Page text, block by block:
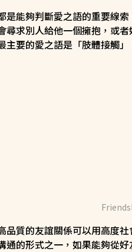
是能夠判斷愛之語的重要線
尋求別人給他一個擁抱，或
主要的愛之語是「肢體接觸」
品質的友誼關係可以用高度
通的形式之一，如果能夠從